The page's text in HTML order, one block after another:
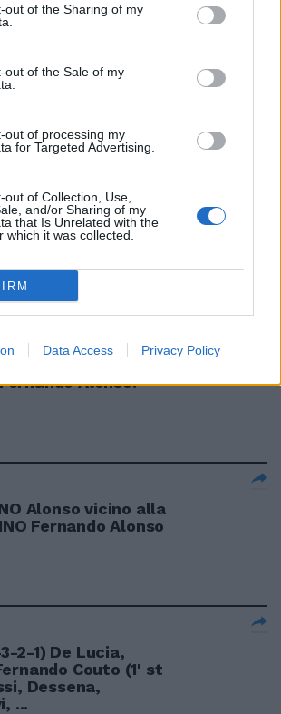
out of the Sharing of my
out of the Sale of my
out of processing my
for Targeted Advertising.
out of Collection, Use,
and/or Sharing of my
that Is Unrelated with the
which it was collected.
Data Access Privacy Policy
di Fernando
Diego Cataño,
2008.
con Ximena
di Fernando
casa di Betiana e
Alonso.
Alonso vicino alla
Fernando Alonso
2-1) De Lucia,
Couto (1' st
Dessena,
...